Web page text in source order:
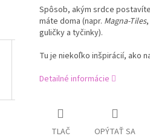
Spôsob, akým srdce
máte doma (napr. Magna-Tiles,
guličky a tyčinky).
Tu je niekoľko inšpirácií, ako
Detailné informácie
TLAČ OPÝTAŤ SA